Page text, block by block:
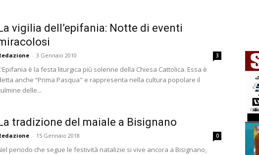
vigilia dell’epifania: Notte di eventi
- 3 Gennaio 2010 3
è la festa liturgica più solenne della Chiesa Cattolica. Essa è
anche “Prima Pasqua" e rappresenta nella cultura popolare il
delle...
tradizione del maiale a Bisignano
- 15 Gennaio 2018 0
periodo che segue le festività natalizie si vive ancora a Bisignano,